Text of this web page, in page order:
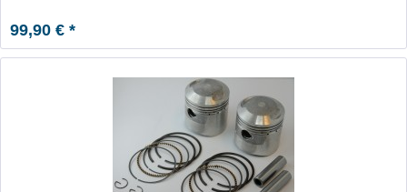
99,90 € *